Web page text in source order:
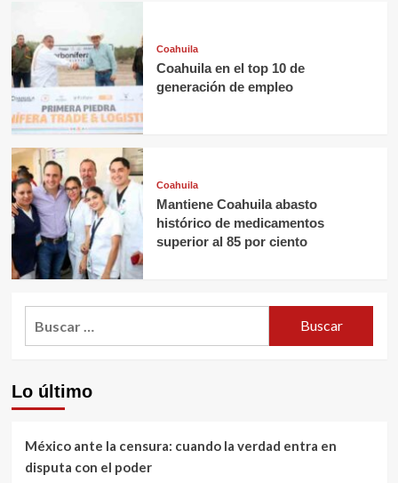
Coahuila
Coahuila en el top 10 de
generación de empleo
Coahuila
Mantiene Coahuila abasto
histórico de medicamentos
superior al 85 por ciento
Lo último
México ante la censura: cuando la verdad entra en
disputa con el poder